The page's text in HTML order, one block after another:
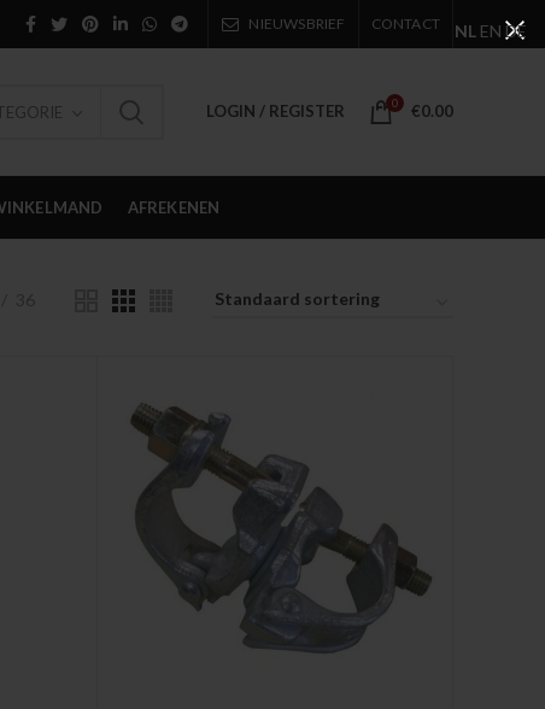
NIEUWSBRIEF CONTACT
LOGIN / REGISTER 0 €0.00
AFREKENEN
NL EN DE